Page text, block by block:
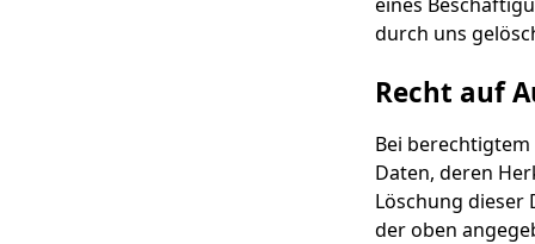
durch uns
Recht auf
Bei
Daten, deren
Löschung dieser
der oben